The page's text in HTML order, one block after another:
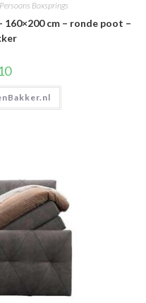
Boxsprings
cm – ronde poot –